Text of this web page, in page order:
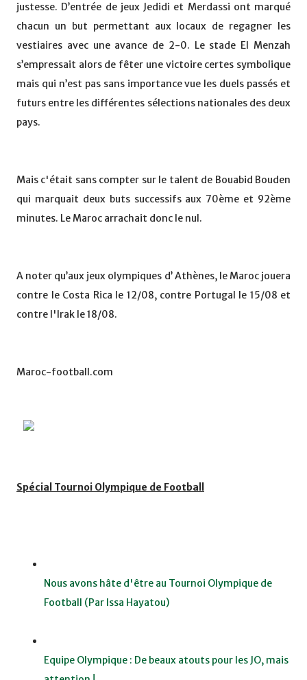
justesse. D’entrée de jeux Jedidi et Merdassi ont marqué
chacun un but permettant aux locaux de regagner les
vestiaires avec une avance de 2-0. Le stade El Menzah
s’empressait alors de fêter une victoire certes symbolique
mais qui n’est pas sans importance vue les duels passés et
futurs entre les différentes sélections nationales des deux
pays.
Mais c'était sans compter sur le talent de Bouabid Bouden
qui marquait deux buts successifs aux 70ème et 92ème
minutes. Le Maroc arrachait donc le nul.
A noter qu’aux jeux olympiques d’ Athènes, le Maroc jouera
contre le Costa Rica le 12/08, contre Portugal le 15/08 et
contre l'Irak le 18/08.
Maroc-football.com
Spécial Tournoi Olympique de Football
Nous avons hâte d'être au Tournoi Olympique de
Football (Par Issa Hayatou)
Equipe Olympique : De beaux atouts pour les JO, mais